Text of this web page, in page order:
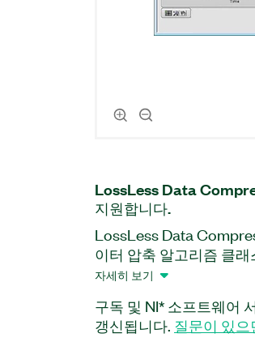
LossLess Data
지원합니다.
LossLess Data
이터 압축 알고리즘 클
애드온을 사용하면 전송
대역폭에 따라 최대 처
니다. 또한 이 애드온은
자세히 보기
구독 및 NI* 소프트웨어
갱신됩니다. 질문이 있으